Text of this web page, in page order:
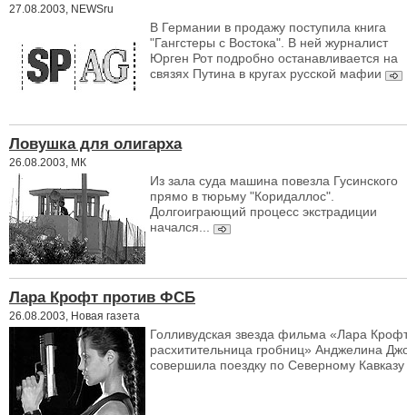
27.08.2003, NEWSru
В Германии в продажу поступила книга
"Гангстеры с Востока". В ней журналист
Юрген Рот подробно останавливается на
связях Путина в кругах русской мафии
Ловушка для олигарха
26.08.2003, МК
Из зала суда машина повезла Гусинского
прямо в тюрьму "Коридаллос".
Долгоиграющий процесс экстрадиции
начался...
Лара Крофт против ФСБ
26.08.2003, Новая газета
Голливудская звезда фильма «Лара
расхитительница гробниц» Анджелина
совершила поездку по Северному Кавказу